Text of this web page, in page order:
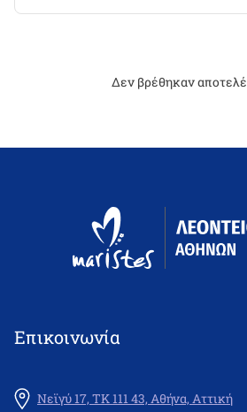
Δεν βρέθηκαν
Επικοινωνία
Νεϊγύ 17, ΤΚ 111 43, Αθήνα, Αττική